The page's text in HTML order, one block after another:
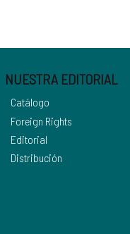
NUESTRA EDITORIAL
Catálogo
Foreign Rights
Editorial
Distribución